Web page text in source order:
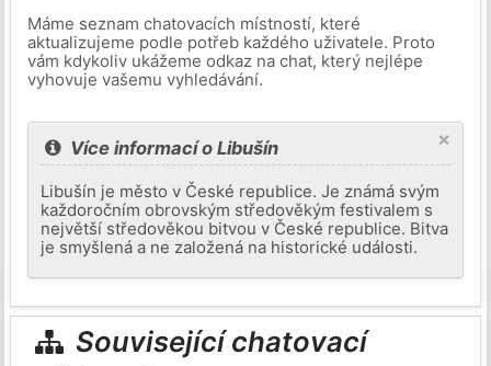
Máme seznam chatovacích místností, které
aktualizujeme podle potřeb každého uživatele. Proto
vám kdykoliv ukážeme odkaz na chat, který nejlépe
vyhovuje vašemu vyhledávání.
×
Více informací o Libušín
Libušín je město v České republice. Je známá svým
každoročním obrovským středověkým festivalem s
největší středověkou bitvou v České republice. Bitva
je smyšlená a ne založená na historické události.
Související chatovací